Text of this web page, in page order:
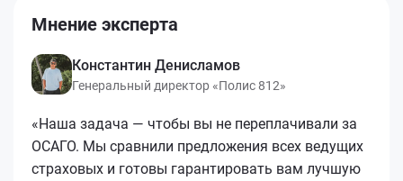
Мнение эксперта
Константин Денисламов
Генеральный директор «Полис 812»
«Наша задача — чтобы вы не переплачивали за
ОСАГО. Мы сравнили предложения всех ведущих
страховых и готовы гарантировать вам лучшую